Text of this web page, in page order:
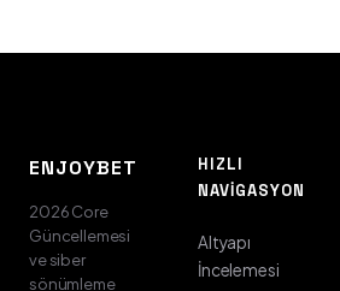
ENJOYBET
2026 Core
Güncellemesi
ve siber
sönümleme
HIZLI
NAVIGASYON
Altyapı
İncelemesi